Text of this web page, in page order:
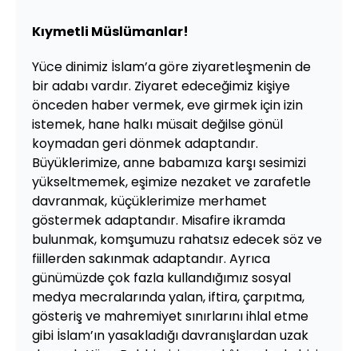
Kıymetli Müslümanlar!
Yüce dinimiz İslam’a göre ziyaretleşmenin de
bir adabı vardır. Ziyaret edeceğimiz kişiye
önceden haber vermek, eve girmek için izin
istemek, hane halkı müsait değilse gönül
koymadan geri dönmek adaptandır.
Büyüklerimize, anne babamıza karşı sesimizi
yükseltmemek, eşimize nezaket ve zarafetle
davranmak, küçüklerimize merhamet
göstermek adaptandır. Misafire ikramda
bulunmak, komşumuzu rahatsız edecek söz ve
fiillerden sakınmak adaptandır. Ayrıca
günümüzde çok fazla kullandığımız sosyal
medya mecralarında yalan, iftira, çarpıtma,
gösteriş ve mahremiyet sınırlarını ihlal etme
gibi İslam’ın yasakladığı davranışlardan uzak